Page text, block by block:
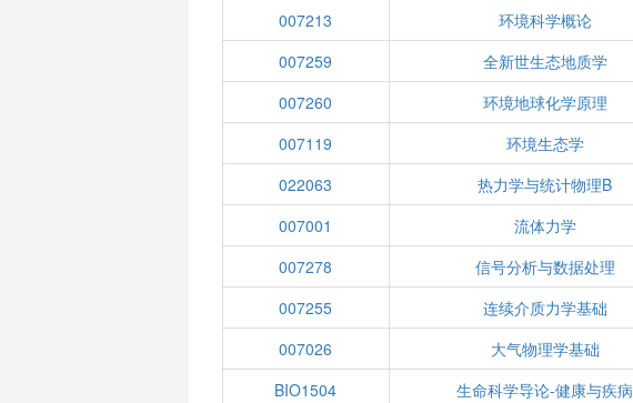
007213
环境科学概论
007259
全新世生态地质学
007260
环境地球化学原理
007119
环境生态学
022063
热力学与统计物理B
007001
流体力学
007278
信号分析与数据处理
007255
连续介质力学基础
007026
大气物理学基础
BIO1504
生命科学导论-健康与疾病